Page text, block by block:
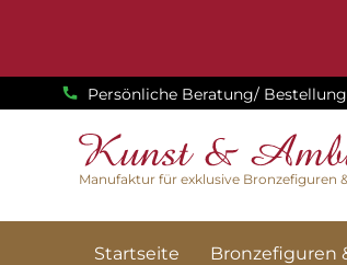
Persönliche Beratung/ Bestellung
Manufaktur für exklusive Bronzefiguren
Startseite Bronzefiguren